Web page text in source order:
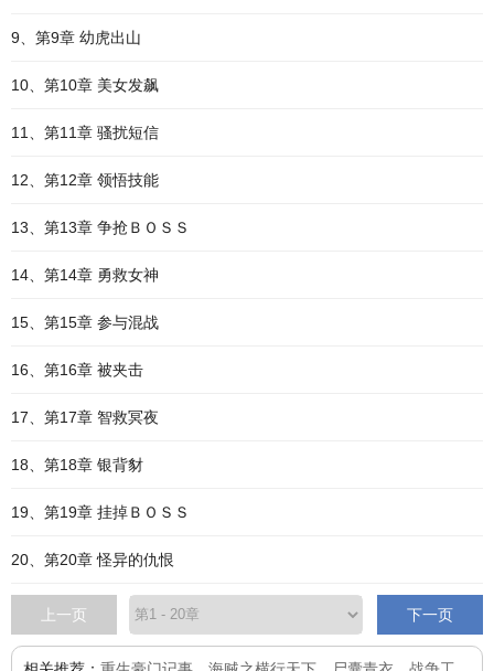
9、第9章 幼虎出山
10、第10章 美女发飙
11、第11章 骚扰短信
12、第12章 领悟技能
13、第13章 争抢ＢＯＳＳ
14、第14章 勇救女神
15、第15章 参与混战
16、第16章 被夹击
17、第17章 智救冥夜
18、第18章 银背豺
19、第19章 挂掉ＢＯＳＳ
20、第20章 怪异的仇恨
上一页 下一页